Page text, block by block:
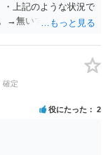
上記のような状況で
→無いです。 ・分割
が妥当とは言えない
やかに、分割を拒否
ことは、遺産はいら
れててもいらない
はありません。
確定
役にたった 2